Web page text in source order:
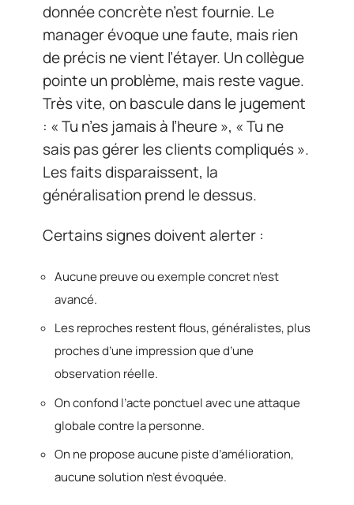
donnée concrète n’est fournie. Le
manager évoque une faute, mais rien
de précis ne vient l’étayer. Un collègue
pointe un problème, mais reste vague.
Très vite, on bascule dans le jugement
: « Tu n’es jamais à l’heure », « Tu ne
sais pas gérer les clients compliqués ».
Les faits disparaissent, la
généralisation prend le dessus.
Certains signes doivent alerter :
Aucune preuve ou exemple concret n’est
avancé.
Les reproches restent flous, généralistes, plus
proches d’une impression que d’une
observation réelle.
On confond l’acte ponctuel avec une attaque
globale contre la personne.
On ne propose aucune piste d’amélioration,
aucune solution n’est évoquée.